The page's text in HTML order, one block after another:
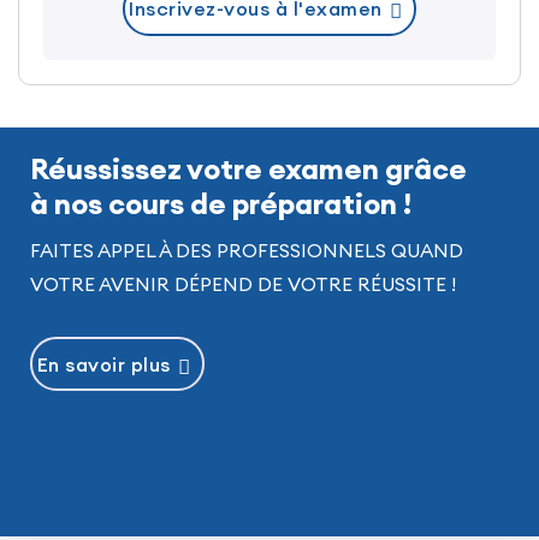
Nous vous encourageons à commencer dès
votre temps et de maximiser vos chances
Inscrivez-vous à l'examen
Réussissez votre examen grâce
à nos cours de préparation !
FAITES APPEL À DES PROFESSIONNELS QUAND
VOTRE AVENIR DÉPEND DE VOTRE RÉUSSITE !
En savoir plus